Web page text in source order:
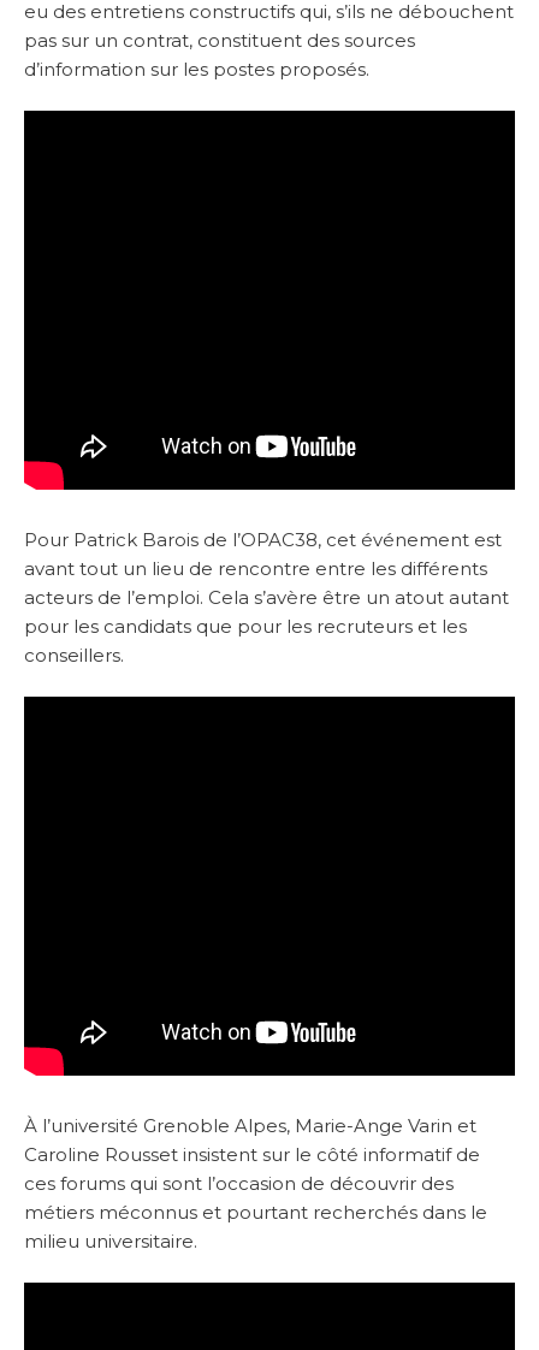
eu des entretiens constructifs qui, s’ils ne débouchent
pas sur un contrat, constituent des sources
d’information sur les postes proposés.
Pour Patrick Barois de l’OPAC38, cet événement est
avant tout un lieu de rencontre entre les différents
acteurs de l’emploi. Cela s’avère être un atout autant
pour les candidats que pour les recruteurs et les
conseillers.
À l’université Grenoble Alpes, Marie-Ange Varin et
Caroline Rousset insistent sur le côté informatif de
ces forums qui sont l’occasion de découvrir des
métiers méconnus et pourtant recherchés dans le
milieu universitaire.